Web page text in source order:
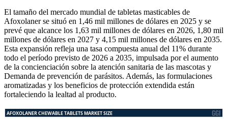
El tamaño del mercado mundial de tabletas masticables de
Afoxolaner se situó en 1,46 mil millones de dólares en 2025 y se
prevé que alcance los 1,63 mil millones de dólares en 2026, 1,80 mil
millones de dólares en 2027 y 4,15 mil millones de dólares en 2035.
Esta expansión refleja una tasa compuesta anual del 11% durante
todo el período previsto de 2026 a 2035, impulsada por el aumento
de la concienciación sobre la atención sanitaria de las mascotas y
Demanda de prevención de parásitos. Además, las formulaciones
aromatizadas y los beneficios de protección extendida están
fortaleciendo la lealtad al producto.